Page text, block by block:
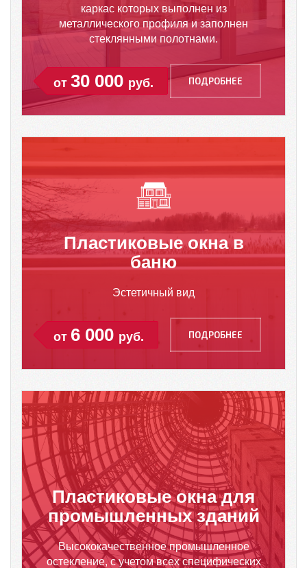
каркас которых выполнен из
металлического профиля и заполнен
стеклянными полотнами.
от 30 000 руб. ПОДРОБНЕЕ
Пластиковые окна в
баню
Эстетичный вид
от 6 000 руб. ПОДРОБНЕЕ
Пластиковые окна для
промышленных зданий
Высококачественное промышленное
остекление, с учетом всех специфических